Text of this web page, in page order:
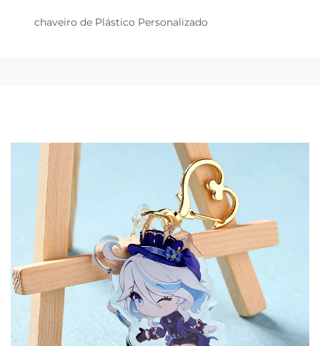
chaveiro de Plástico Personalizado